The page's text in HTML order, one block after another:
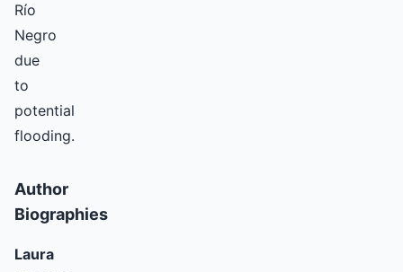
Río
Negro
due
to
potential
flooding.
Author
Biographies
Laura